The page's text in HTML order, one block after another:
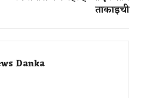
ताकाइची
Danka